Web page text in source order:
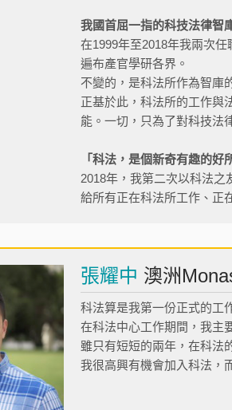
我國首屈一指的科技法律智
在1999年至2018年我兩次
遍布產官學研各界。
不變的，是科法所作為智庫
正基於此，科法所的工作與
能。一切，只為了對科技法
「科法，是個新奇有趣的好
2018年，我第二次以科法之
給所有正在科法所工作、正
張耀中 澳洲
科法算是我第一份正式的工
在科法中心工作期間，我主
雖只有短短的兩年，在科法
我很高興有機會加入科法，